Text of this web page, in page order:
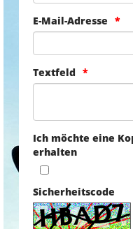
E-Mail-Adresse
Textfeld
Ich möchte eine
erhalten
Sicherheitscode